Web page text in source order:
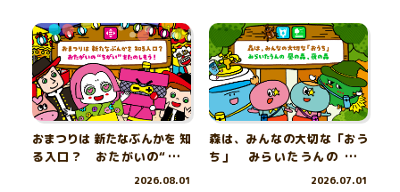
おまつりは 新たなぶんかを 知
る入口？ おたがいの“ちが
2026.08.01
森は、みんなの大切な「おう
ち」 みらいたうんの 昼の
2026.07.01